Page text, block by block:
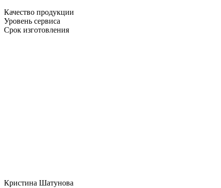
Качество продукции
Уровень сервиса
Срок изготовления
Кристина Шатунова